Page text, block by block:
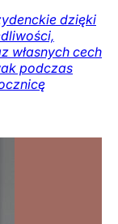
dzięki
własnych cech
podczas